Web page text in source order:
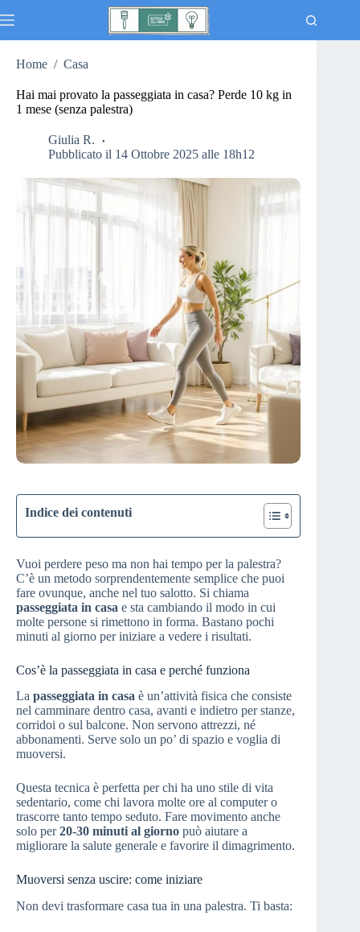
al
Nessun
Notizie
Cucina
Giardinaggio
Home / Casa
Hai mai provato la passeggiata in casa? Perde 10 kg in
1 mese (senza palestra)
Giulia R.
Pubblicato il 14 Ottobre 2025 alle 18h12
Indice dei contenuti
Vuoi perdere peso ma non hai tempo per la palestra?
C’è un metodo sorprendentemente semplice che puoi
fare ovunque, anche nel tuo salotto. Si chiama
passeggiata in casa e sta cambiando il modo in cui
molte persone si rimettono in forma. Bastano pochi
minuti al giorno per iniziare a vedere i risultati.
Cos’è la passeggiata in casa e perché funziona
La passeggiata in casa è un’attività fisica che consiste
nel camminare dentro casa, avanti e indietro per stanze,
corridoi o sul balcone. Non servono attrezzi, né
abbonamenti. Serve solo un po’ di spazio e voglia di
muoversi.
Questa tecnica è perfetta per chi ha uno stile di vita
sedentario, come chi lavora molte ore al computer o
trascorre tanto tempo seduto. Fare movimento anche
solo per20-30 minuti al giorno può aiutare a
migliorare la salute generale e favorire il dimagrimento.
Muoversi senza uscire: come iniziare
Non devi trasformare casa tua in una palestra. Ti basta: